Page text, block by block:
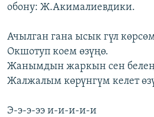
обону: Ж.Акималиевдики.
Ачылган гана ысык гүл
Окшотуп коем өзүңө.
Жанымдын жаркын сен
Жалжалым көрүнгүм келет
Э-э-э-ээ и-и-и-и-и